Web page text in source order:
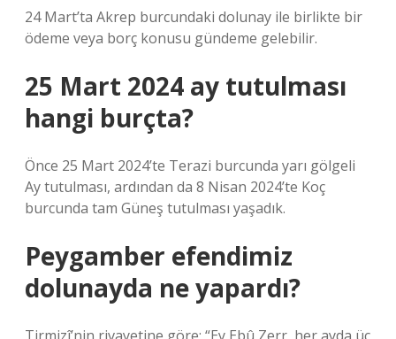
24 Mart’ta Akrep burcundaki dolunay ile birlikte bir
ödeme veya borç konusu gündeme gelebilir.
25 Mart 2024 ay tutulması
hangi burçta?
Önce 25 Mart 2024’te Terazi burcunda yarı gölgeli
Ay tutulması, ardından da 8 Nisan 2024’te Koç
burcunda tam Güneş tutulması yaşadık.
Peygamber efendimiz
dolunayda ne yapardı?